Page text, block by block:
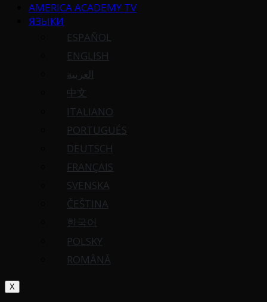
AMERICA ACADEMY TV
ЯЗЫКИ
ESPAÑOL
ENGLISH
العربية
中文
ITALIANO
PORTUGUÉS
DEUTSCH
FRANÇAIS
SVENSKA
ČEŠTINA
한국어
POLSKY
ROMÂNĂ
X